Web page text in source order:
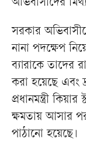
অভিবাসীদের
সরকার
নানা পদক্ষেপ
ব্যারাকে তাদের
করা হয়েছে এবং
প্রধানমন্ত্রী
ক্ষমতায় আসার
পাঠানো হয়েছে।